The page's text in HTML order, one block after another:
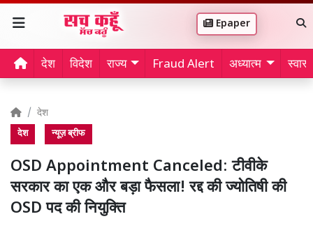
Epaper
देश विदेश राज्य Fraud Alert अध्यात्म
देश
देश न्यूज़ ब्रीफ
OSD Appointment Canceled: टीवीके
सरकार का एक और बड़ा फैसला! रद्द की ज्योतिषी की
OSD पद की नियुक्ति